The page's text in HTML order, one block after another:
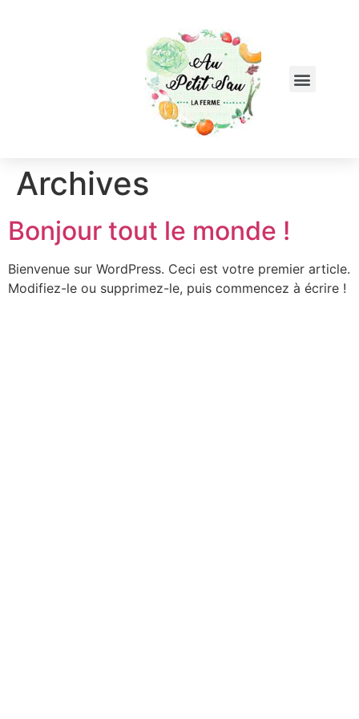
Archives
Bonjour tout le monde !
Bienvenue sur WordPress. Ceci est votre premier article.
Modifiez-le ou supprimez-le, puis commencez à écrire !